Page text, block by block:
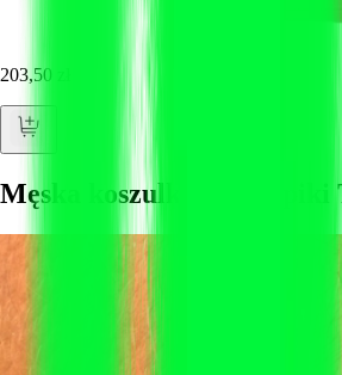
203,50 zł
Męska koszulka polo z piki